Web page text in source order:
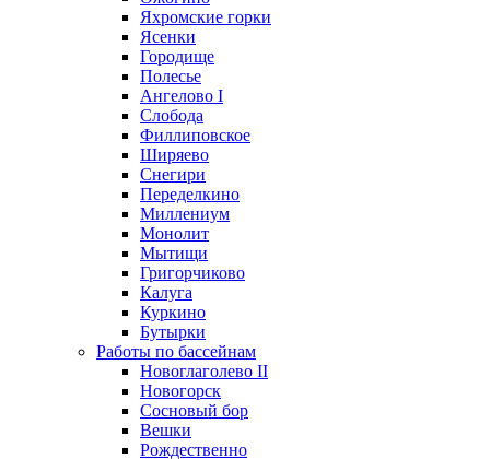
Яхромские горки
Ясенки
Городище
Полесье
Ангелово I
Слобода
Филлиповское
Ширяево
Снегири
Переделкино
Миллениум
Монолит
Мытищи
Григорчиково
Калуга
Куркино
Бутырки
Работы по бассейнам
Новоглаголево II
Новогорск
Сосновый бор
Вешки
Рождественно